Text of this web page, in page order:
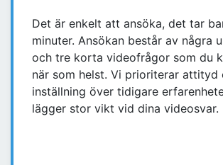
Det är enkelt att ansöka, det tar
minuter. Ansökan består av några
och tre korta videofrågor som du
när som helst. Vi prioriterar attityd
inställning över tidigare
lägger stor vikt vid dina videosvar.